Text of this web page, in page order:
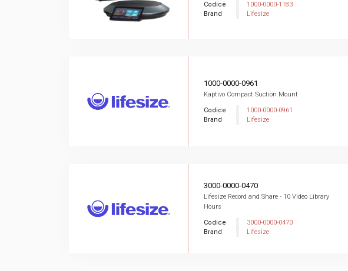
Codice
1000-0000-1183
Brand
Lifesize
1000-0000-0961
Kaptivo Compact Suction Mount
Codice
1000-0000-0961
Brand
Lifesize
3000-0000-0470
Lifesize Record and Share - 10 Video Library
Hours
Codice
3000-0000-0470
Brand
Lifesize